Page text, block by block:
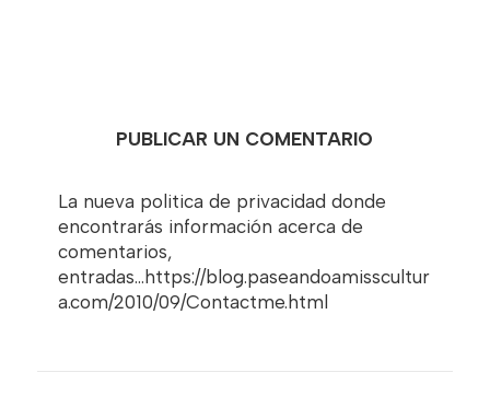
PUBLICAR UN COMENTARIO
La nueva politica de privacidad donde
encontrarás información acerca de
comentarios,
entradas...https://blog.paseandoamisscultur
a.com/2010/09/Contactme.html